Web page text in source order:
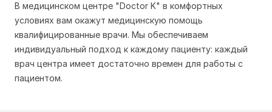
В медицинском центре "Doctor K" в комфортных
условиях вам окажут медицинскую помощь
квалифицированные врачи. Мы обеспечиваем
индивидуальный подход к каждому пациенту: каждый
врач центра имеет достаточно времен для работы с
пациентом.